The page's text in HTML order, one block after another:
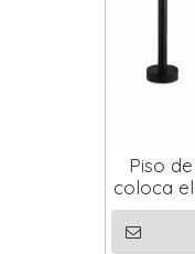
Piso
coloca